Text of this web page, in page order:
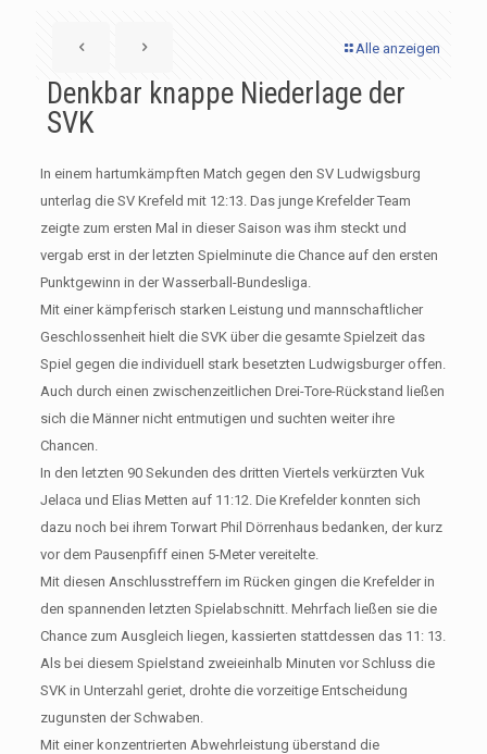
Alle anzeigen
Denkbar knappe Niederlage der
SVK
In einem hartumkämpften Match gegen den SV Ludwigsburg
unterlag die SV Krefeld mit 12:13. Das junge Krefelder Team
zeigte zum ersten Mal in dieser Saison was ihm steckt und
vergab erst in der letzten Spielminute die Chance auf den ersten
Punktgewinn in der Wasserball-Bundesliga.
Mit einer kämpferisch starken Leistung und mannschaftlicher
Geschlossenheit hielt die SVK über die gesamte Spielzeit das
Spiel gegen die individuell stark besetzten Ludwigsburger offen.
Auch durch einen zwischenzeitlichen Drei-Tore-Rückstand ließen
sich die Männer nicht entmutigen und suchten weiter ihre
Chancen.
In den letzten 90 Sekunden des dritten Viertels verkürzten Vuk
Jelaca und Elias Metten auf 11:12. Die Krefelder konnten sich
dazu noch bei ihrem Torwart Phil Dörrenhaus bedanken, der kurz
vor dem Pausenpfiff einen 5-Meter vereitelte.
Mit diesen Anschlusstreffern im Rücken gingen die Krefelder in
den spannenden letzten Spielabschnitt. Mehrfach ließen sie die
Chance zum Ausgleich liegen, kassierten stattdessen das 11: 13.
Als bei diesem Spielstand zweieinhalb Minuten vor Schluss die
SVK in Unterzahl geriet, drohte die vorzeitige Entscheidung
zugunsten der Schwaben.
Mit einer konzentrierten Abwehrleistung überstand die